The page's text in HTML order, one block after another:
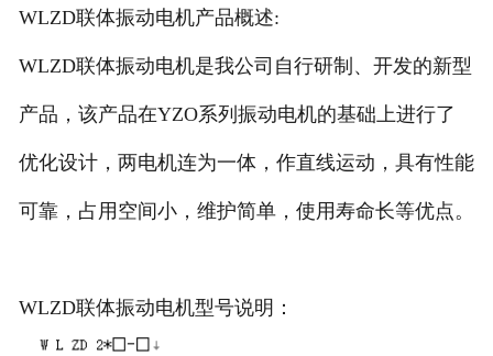
WLZD联体振动电机产品概述:
WLZD联体振动电机是我公司自行研制、开发的新型
产品，该产品在YZO系列振动电机的基础上进行了
优化设计，两电机连为一体，作直线运动，具有性能
可靠，占用空间小，维护简单，使用寿命长等优点 。
WLZD联体振动电机型号说明：